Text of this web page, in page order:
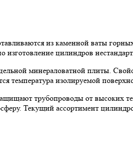
из каменной ваты
изготовление цилиндров
минераловатной плиты.
температура изолируемой
трубопроводы от высоких
Текущий ассортимент